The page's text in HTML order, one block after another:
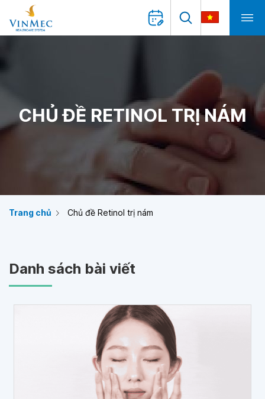
CHỦ ĐỀ RETINOL TRỊ NÁM
Trang chủ Chủ đề Retinol trị nám
Danh sách bài viết